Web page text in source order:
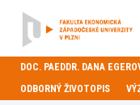
DOC. PAEDDR. DANA
ODBORNÝ ŽIVOTOPIS